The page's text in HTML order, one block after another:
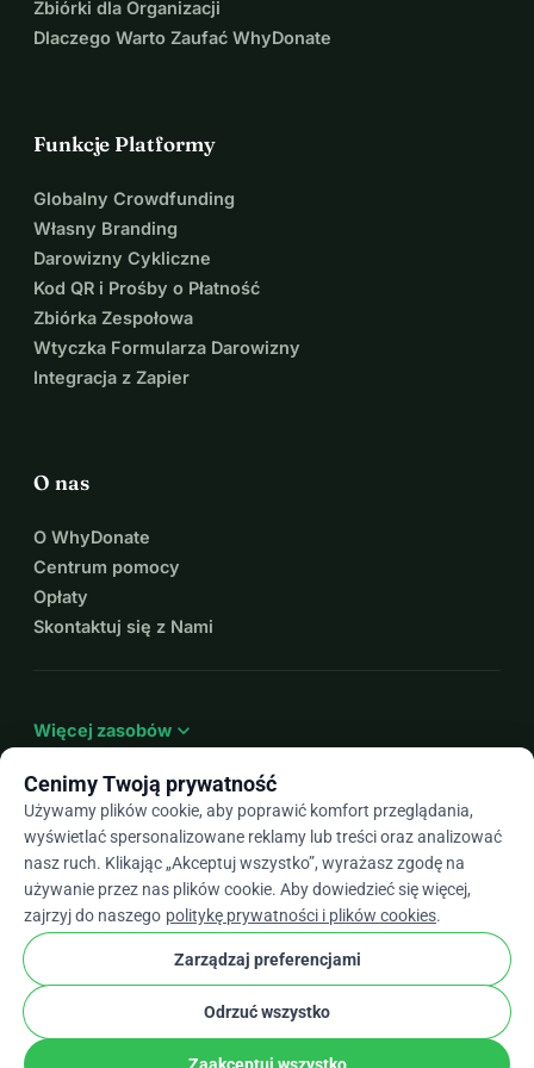
Zbiórki dla Organizacji
Dlaczego Warto Zaufać WhyDonate
Funkcje Platformy
Globalny Crowdfunding
Własny Branding
Darowizny Cykliczne
Kod QR i Prośby o Płatność
Zbiórka Zespołowa
Wtyczka Formularza Darowizny
Integracja z Zapier
O nas
O WhyDonate
Centrum pomocy
Opłaty
Skontaktuj się z Nami
Więcej zasobów expand_more
Plarrow_drop_down
★★★★★4,9 / 5 na podstawie ponad 500 opinii
WhyDonate
Prywatność i pliki cookie
Regulamin
Ustawienia Plików Cookie
Stworzone w Europie stripe checkZweryfikowany Partner
Cenimy Twoją prywatność
Używamy plików cookie, aby poprawić komfort przeglądania,
wyświetlać spersonalizowane reklamy lub treści oraz analizować
nasz ruch. Klikając „Akceptuj wszystko”, wyrażasz zgodę na
używanie przez nas plików cookie. Aby dowiedzieć się więcej,
zajrzyj do naszego politykę prywatności i plików cookies.
Zarządzaj preferencjami
Odrzuć wszystko